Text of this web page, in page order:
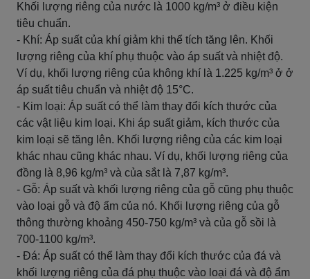
Khối lượng riêng của nước là 1000 kg/m³ ở điều kiện
tiêu chuẩn.
- Khí: Áp suất của khí giảm khi thể tích tăng lên. Khối
lượng riêng của khí phụ thuộc vào áp suất và nhiệt độ.
Ví dụ, khối lượng riêng của không khí là 1.225 kg/m³ ở ở
áp suất tiêu chuẩn và nhiệt độ 15°C.
- Kim loại: Áp suất có thể làm thay đổi kích thước của
các vật liệu kim loại. Khi áp suất giảm, kích thước của
kim loại sẽ tăng lên. Khối lượng riêng của các kim loại
khác nhau cũng khác nhau. Ví dụ, khối lượng riêng của
đồng là 8,96 kg/m³ và của sắt là 7,87 kg/m³.
- Gỗ: Áp suất và khối lượng riêng của gỗ cũng phụ thuộc
vào loại gỗ và độ ẩm của nó. Khối lượng riêng của gỗ
thông thường khoảng 450-750 kg/m³ và của gỗ sồi là
700-1100 kg/m³.
- Đá: Áp suất có thể làm thay đổi kích thước của đá và
khối lượng riêng của đá phụ thuộc vào loại đá và độ ẩm